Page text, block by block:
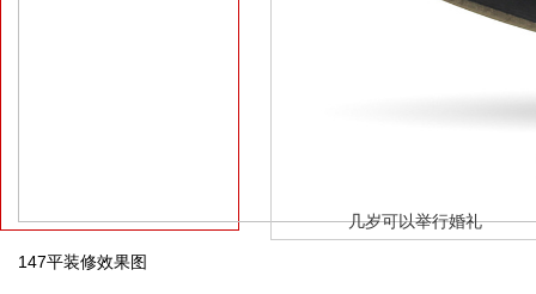
147平装修效果图
几岁可以举行婚礼